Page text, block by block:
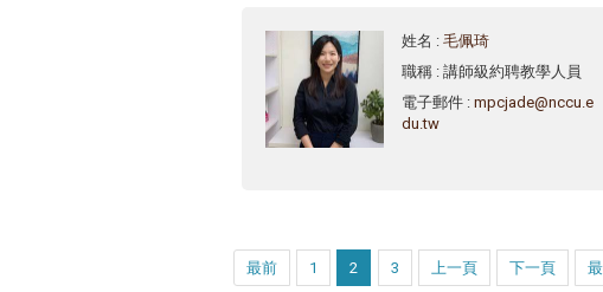
姓名 : 毛佩琦
職稱 : 講師級約聘教學人員
電子郵件 : mpcjade@nccu.e
du.tw
最前 1 2 3 上一頁 下一頁